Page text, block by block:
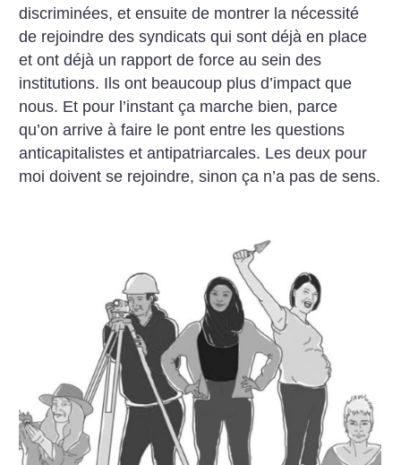
discriminées, et ensuite de montrer la nécessité
de rejoindre des syndicats qui sont déjà en place
et ont déjà un rapport de force au sein des
institutions. Ils ont beaucoup plus d’impact que
nous. Et pour l’instant ça marche bien, parce
qu’on arrive à faire le pont entre les questions
anticapitalistes et antipatriarcales. Les deux pour
moi doivent se rejoindre, sinon ça n’a pas de sens.